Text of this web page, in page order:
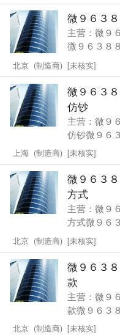
微９６３
主营：微９
微９６３８
北京 (制造商) [未核实]
微９６３
仿钞
主营：微９
仿钞微９６
上海 (制造商) [未核实]
微９６３
方式
主营：微９
方式微９６
北京 (制造商) [未核实]
微９６３
款
主营：微９
款微９６３
北京 (制造商) [未核实]